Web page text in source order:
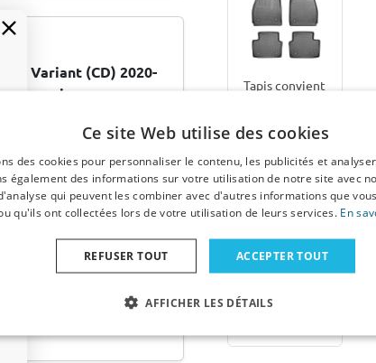
Variant (CD) 2020-
Gummi
erst
das Bremspedal geht
heute Cool Liner
Tapis convient
Tourer 2009-
2017 break
Guardliner
PE/TPE
caoutchouc
€ 50,95
7-15 jours
Ce site Web utilise des cookies
des cookies pour personnaliser le contenu, les publicités et
également des informations sur votre utilisation de notre site avec
qui peuvent les combiner avec d'autres informations que
qu'ils ont collectées lors de votre utilisation de leurs services. En
ACCEPTER TOUT
REFUSER TOUT
AFFICHER LES DÉTAILS